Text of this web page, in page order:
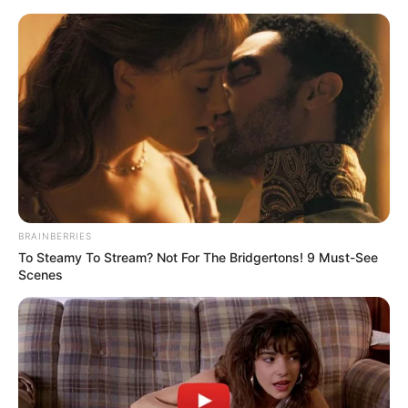
Sächsische Schweiz - Felsenburg Neurathen
Sächsische Schweiz-Osterzgebirge
«zurück Sächsische Schweiz weiter »
BRAINBERRIES
To Steamy To Stream? Not For The Bridgertons! 9 Must-See
Scenes